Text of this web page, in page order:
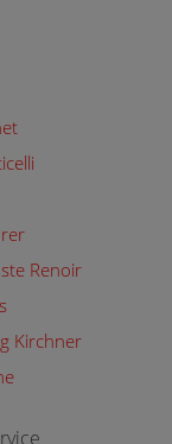
Renoir
Kirchner